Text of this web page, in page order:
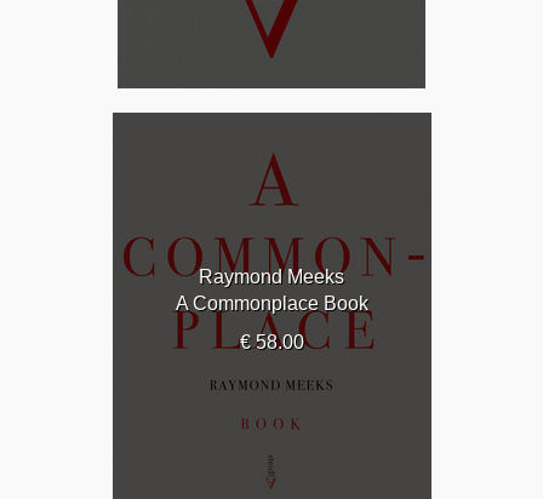
Raymond Meeks
A Commonplace Book
€ 58.00